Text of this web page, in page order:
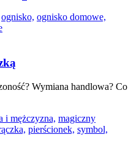
ognisko, ognisko domowe,
Wymiana handlowa? Co
i mężczyzna, magiczny
pierścionek, symbol,